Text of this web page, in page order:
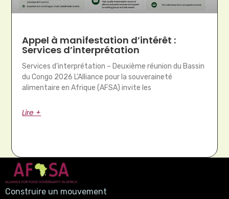
Appel à manifestation d’intérêt :
Services d’interprétation
Services d’interprétation – Deuxième réunion du Bassin
du Congo 2026 L’Alliance pour la souveraineté
alimentaire en Afrique (AFSA) invite les
Lire +
Construire un mouvement